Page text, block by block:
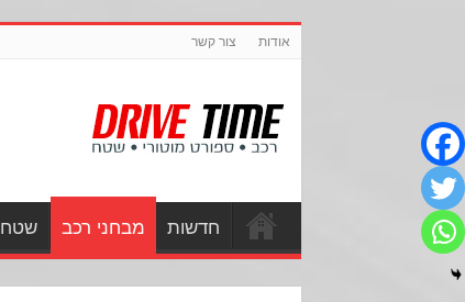
אודות צור קשר
חדשות מבחני רכב שטח